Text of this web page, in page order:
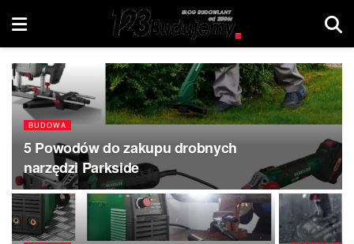
BUDOWA
5 Powodów do zakupu drobnych
narzędzi Parkside